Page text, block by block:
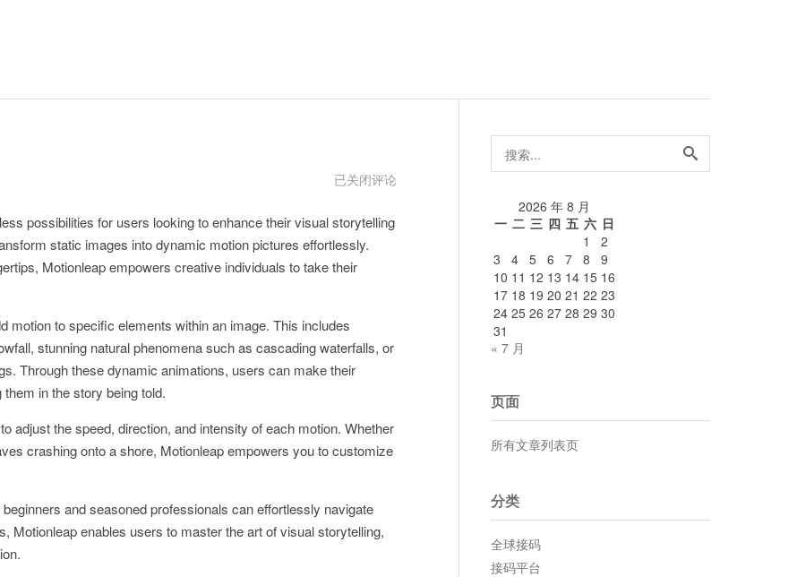
motionleap
版
下
载
已关闭评论
possibilities for users looking to enhance their visual storytelling
static images into dynamic motion pictures effortlessly.
Motionleap empowers creative individuals to take their
motion to specific elements within an image. This includes
stunning natural phenomena such as cascading waterfalls, or
Through these dynamic animations, users can make their
in the story being told.
adjust the speed, direction, and intensity of each motion. Whether
crashing onto a shore, Motionleap empowers you to customize
and seasoned professionals can effortlessly navigate
Motionleap enables users to master the art of visual storytelling,
搜
索...
2026 年 8 月
一 二 三 四 五 六 日
1
2
3
4 5 6 7 8
9
10 11 12 13 14 15 16
17 18 19 20 21 22 23
24 25 26 27 28 29 30
31
« 7 月
页面
所有文章列表页
分类
全球接码
接码平台